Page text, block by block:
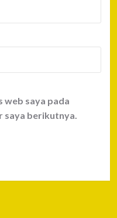
web saya pada
saya berikutnya.